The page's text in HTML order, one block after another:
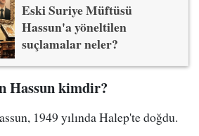
Eski Suriye Müftüsü
Hassun'a yöneltilen
suçlamalar neler?
Hassun kimdir?
1949 yılında Halep'te doğdu.